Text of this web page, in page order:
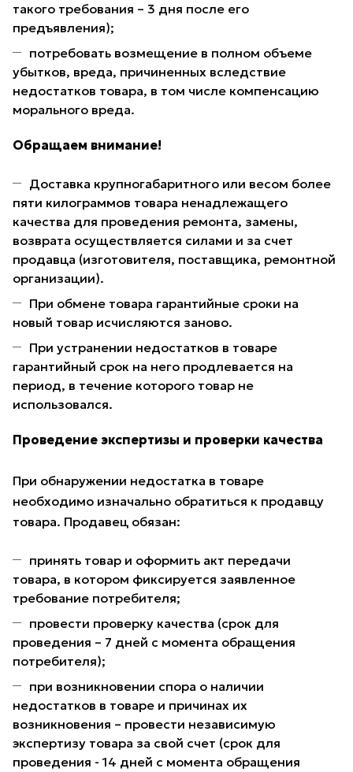
такого требования – 3 дня после его
предъявления);
потребовать возмещение в полном объеме
убытков, вреда, причиненных вследствие
недостатков товара, в том числе компенсацию
морального вреда.
Обращаем внимание!
Доставка крупногабаритного или весом более
пяти килограммов товара ненадлежащего
качества для проведения ремонта, замены,
возврата осуществляется силами и за счет
продавца (изготовителя, поставщика, ремонтной
организации).
При обмене товара гарантийные сроки на
новый товар исчисляются заново.
При устранении недостатков в товаре
гарантийный срок на него продлевается на
период, в течение которого товар не
использовался.
Проведение экспертизы и проверки качества
При обнаружении недостатка в товаре
необходимо изначально обратиться к продавцу
товара. Продавец обязан:
принять товар и оформить акт передачи
товара, в котором фиксируется заявленное
требование потребителя;
провести проверку качества (срок для
проведения – 7 дней с момента обращения
потребителя);
при возникновении спора о наличии
недостатков в товаре и причинах их
возникновения – провести независимую
экспертизу товара за свой счет (срок для
проведения - 14 дней с момента обращения